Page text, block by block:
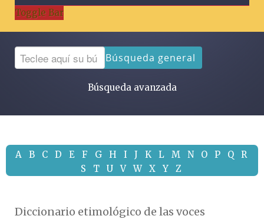
Toggle Bar
Búsqueda general
Búsqueda avanzada
A B C D E F G H I J K L M N O P Q
R
S
T U V W X Y Z
Diccionario etimológico de las voces